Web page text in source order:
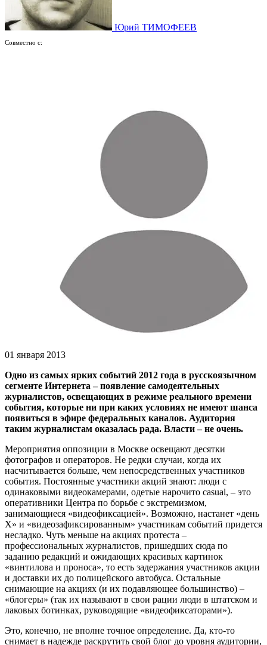
Юрий ТИМОФЕЕВ
Совместно с:
01 января 2013
Одно из самых ярких событий 2012 года в русскоязычном
сегменте Интернета – появление самодеятельных
журналистов, освещающих в режиме реального времени
события, которые ни при каких условиях не имеют шанса
появиться в эфире федеральных каналов. Аудитория
таким журналистам оказалась рада. Власти – не очень.
Мероприятия оппозиции в Москве освещают десятки
фотографов и операторов. Не редки случаи, когда их
насчитывается больше, чем непосредственных участников
события. Постоянные участники акций знают: люди с
одинаковыми видеокамерами, одетые нарочито casual, – это
оперативники Центра по борьбе с экстремизмом,
занимающиеся «видеофиксацией». Возможно, настанет «день
Х» и «видеозафиксированным» участникам событий придется
несладко. Чуть меньше на акциях протеста –
профессиональных журналистов, пришедших сюда по
заданию редакций и ожидающих красивых картинок
«винтилова и проноса», то есть задержания участников акции
и доставки их до полицейского автобуса. Остальные
снимающие на акциях (и их подавляющее большинство) –
«блогеры» (так их называют в свои рации люди в штатском и
лаковых ботинках, руководящие «видеофиксаторами»).
Это, конечно, не вполне точное определение. Да, кто-то
снимает в надежде раскрутить свой блог до уровня аудитории,